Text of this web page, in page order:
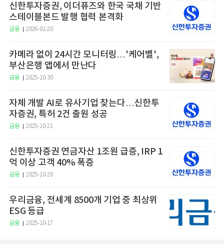
신한투자증권, 이더퓨즈와 한국 국채 기반
스테이블본드 발행 협력 본격화
금융 2026-01-20
카메라 없이 24시간 모니터링…'케어벨',
부산은행 앱에서 만난다
금융 2025-10-30
자체 개발 AI로 유사기업 찾는다…신한투
자증권, 특허 2건 출원 성공
금융 2025-10-21
신한투자증권 연금자산 1조원 급증, IRP 1
억 이상 고객 40% 폭증
금융 2025-10-20
우리금융, 전세계 8500개 기업 중 최상위
ESG 등급
금융 2025-10-17